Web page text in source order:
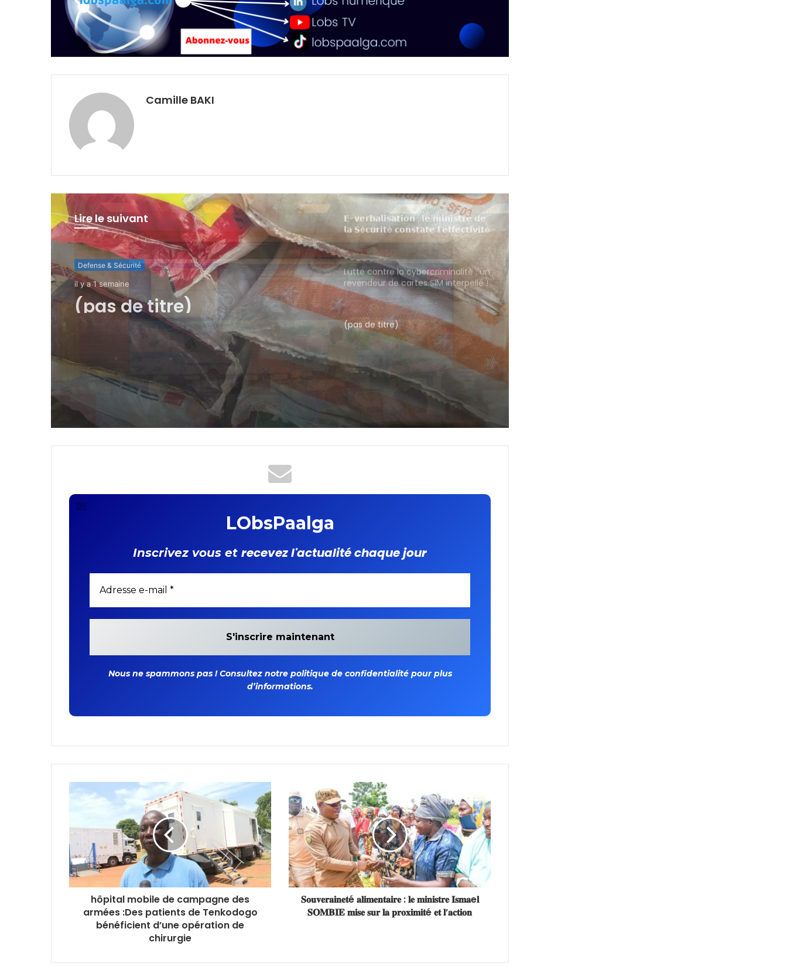
Camille BAKI
Lire le suivant
Defense & Sécurité
il y a 5 jours
𝗘-𝘃𝗲𝗿𝗯𝗮𝗹𝗶𝘀𝗮𝘁𝗶𝗼𝗻 : 𝗹𝗲
𝗺𝗶𝗻𝗶𝘀𝘁𝗿𝗲 𝗱𝗲 𝗹𝗮 𝗦é𝗰𝘂𝗿𝗶𝘁é
𝗰𝗼𝗻𝘀𝘁𝗮𝘁𝗲 𝗹’𝗲𝗳𝗳𝗲𝗰𝘁𝗶𝘃𝗶𝘁é 𝗱𝘂
𝗱𝗶𝘀𝗽𝗼𝘀𝗶𝘁𝗶𝗳 𝗮𝗽𝗿è𝘀 𝗱𝗼𝘂𝘇𝗲
𝗵𝗲𝘂𝗿𝗲𝘀 𝗱𝗲
𝗳𝗼𝗻𝗰𝘁𝗶𝗼𝗻𝗻𝗲𝗺𝗲𝗻𝘁
𝗘-𝘃𝗲𝗿𝗯𝗮𝗹𝗶𝘀𝗮𝘁𝗶𝗼𝗻 : 𝗹𝗲 𝗺𝗶𝗻𝗶𝘀𝘁𝗿𝗲 𝗱𝗲
𝗹𝗮 𝗦é𝗰𝘂𝗿𝗶𝘁é 𝗰𝗼𝗻𝘀𝘁𝗮𝘁𝗲 𝗹’𝗲𝗳𝗳𝗲𝗰𝘁𝗶𝘃𝗶𝘁é
𝗱𝘂 𝗱𝗶𝘀𝗽𝗼𝘀𝗶𝘁𝗶𝗳 𝗮𝗽𝗿è𝘀 𝗱𝗼𝘂𝘇𝗲
𝗵𝗲𝘂𝗿𝗲𝘀 𝗱𝗲 𝗳𝗼𝗻𝗰𝘁𝗶𝗼𝗻𝗻𝗲𝗺𝗲𝗻𝘁
Lutte contre la cybercriminalité : un
revendeur de cartes SIM interpellé !
(pas de titre)
LObsPaalga
Inscrivez vous et recevez l'actualité chaque jour
Nous ne spammons pas ! Consultez notre politique de confidentialité pour plus
d’informations.
hôpital mobile de campagne des
armées :Des patients de Tenkodogo
bénéficient d’une opération de
chirurgie
𝐒𝐨𝐮𝐯𝐞𝐫𝐚𝐢𝐧𝐞𝐭é 𝐚𝐥𝐢𝐦𝐞𝐧𝐭𝐚𝐢𝐫𝐞 : 𝐥𝐞 𝐦𝐢𝐧𝐢𝐬𝐭𝐫𝐞 𝐈𝐬𝐦𝐚e𝐥
𝐒𝐎𝐌𝐁𝐈𝐄 𝐦𝐢𝐬𝐞 𝐬𝐮𝐫 𝐥𝐚 𝐩𝐫𝐨𝐱𝐢𝐦𝐢𝐭é 𝐞𝐭 𝐥’𝐚𝐜𝐭𝐢𝐨𝐧